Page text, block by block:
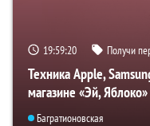
19:59:19 Получи
Техника Apple,
магазине «Эй, Яблоко»
Багратионовская